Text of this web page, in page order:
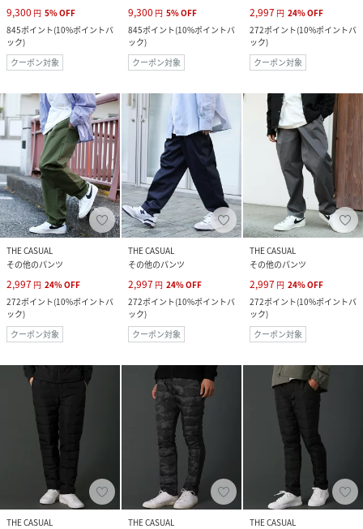
9,300 円 5%OFF
845ポイント(10%ポイントバ
ック)
クーポン対象
9,300 円 5%OFF
845ポイント(10%ポイントバ
ック)
クーポン対象
2,997 円 24%OFF
272ポイント(10%ポイントバ
ック)
クーポン対象
THE CASUAL
その他のパンツ
2,997 円 24%OFF
272ポイント(10%ポイントバ
ック)
クーポン対象
THE CASUAL
その他のパンツ
2,997 円 24%OFF
272ポイント(10%ポイントバ
ック)
クーポン対象
THE CASUAL
その他のパンツ
2,997 円 24%OFF
272ポイント(10%ポイントバ
ック)
クーポン対象
THE CASUAL
THE CASUAL
THE CASUAL